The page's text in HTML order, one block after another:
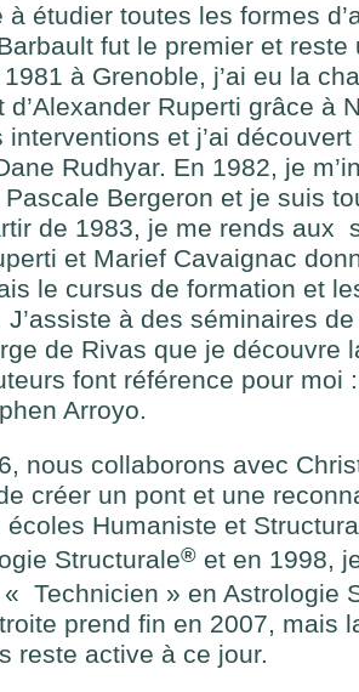
à étudier toutes les formes
fut le premier et reste
à Grenoble, j’ai eu la
d’Alexander Ruperti grâce à
et j’ai découvert
Rudhyar. En 1982, je
Pascale Bergeron et je suis
de 1983, je me rends aux
et Marief Cavaignac
le cursus de formation et
J’assiste à des séminaires
de Rivas que je découvre
font référence pour moi
Arroyo.
nous collaborons avec
créer un pont et une
écoles Humaniste et
Structurale® et en 1998,
Technicien » en Astrologie
prend fin en 2007, mais
reste active à ce jour.